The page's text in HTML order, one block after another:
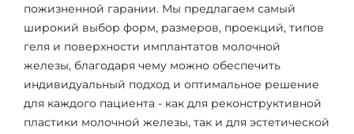
пожизненной гарании. Мы предлагаем самый
широкий выбор форм, размеров, проекций, типов
геля и поверхности имплантатов молочной
железы, благодаря чему можно обеспечить
индивидуальный подход и оптимальное решение
для каждого пациента - как для реконструктивной
пластики молочной железы, так и для эстетической